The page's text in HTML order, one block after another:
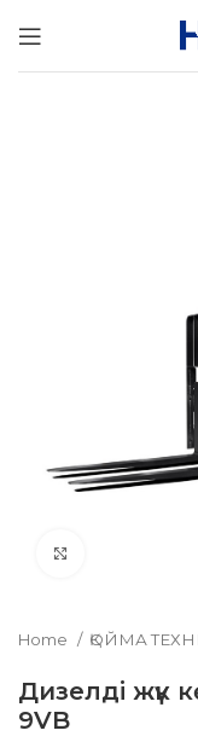
Home ҚОЙМА
Дизелді жүк
9VB